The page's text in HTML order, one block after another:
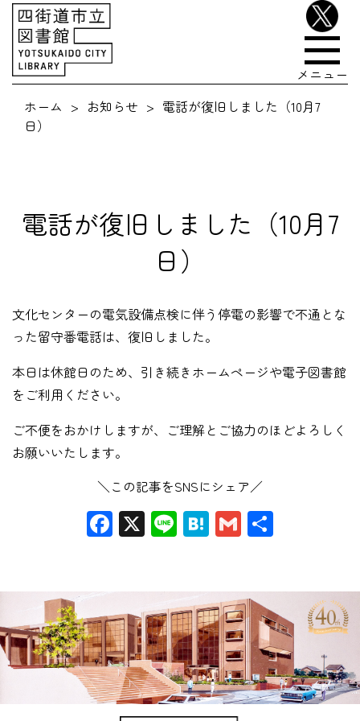
メニュー
ホーム
お知らせ
電話が復旧しました（10月7
日）
電話が復旧しました（10月7
日）
文化センターの電気設備点検に伴う停電の影響で不通とな
った留守番電話は、復旧しました。
本日は休館日のため、引き続きホームページや電子図書館
をご利用ください。
ご不便をおかけしますが、ご理解とご協力のほどよろしく
お願いいたします。
＼この記事をSNSにシェア／
Facebook
X LineHatena
Gmail